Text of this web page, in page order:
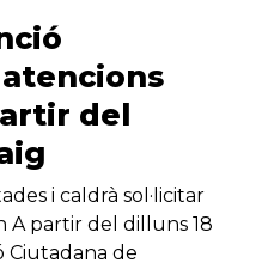
del
i caldrà sol·licitar
A partir del dilluns 18
Ciutadana de